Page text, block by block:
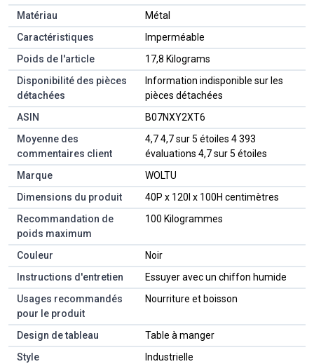
Matériau
‎Métal
Caractéristiques
‎Imperméable
Poids de l'article
‎17,8 Kilograms
Disponibilité des pièces
détachées
‎Information indisponible sur les
pièces détachées
ASIN
B07NXY2XT6
Moyenne des
commentaires client
4,7 4,7 sur 5 étoiles 4 393
évaluations 4,7 sur 5 étoiles
Marque
WOLTU
Dimensions du produit
40P x 120l x 100H centimètres
Recommandation de
poids maximum
100 Kilogrammes
Couleur
Noir
Instructions d'entretien
Essuyer avec un chiffon humide
Usages recommandés
pour le produit
Nourriture et boisson
Design de tableau
Table à manger
Style
Industrielle